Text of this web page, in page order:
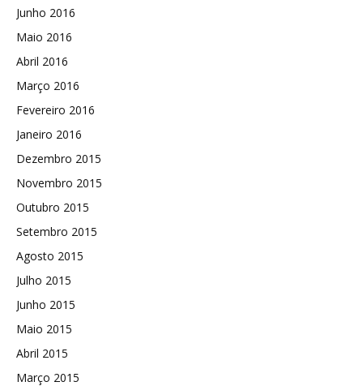
Junho 2016
Maio 2016
Abril 2016
Março 2016
Fevereiro 2016
Janeiro 2016
Dezembro 2015
Novembro 2015
Outubro 2015
Setembro 2015
Agosto 2015
Julho 2015
Junho 2015
Maio 2015
Abril 2015
Março 2015